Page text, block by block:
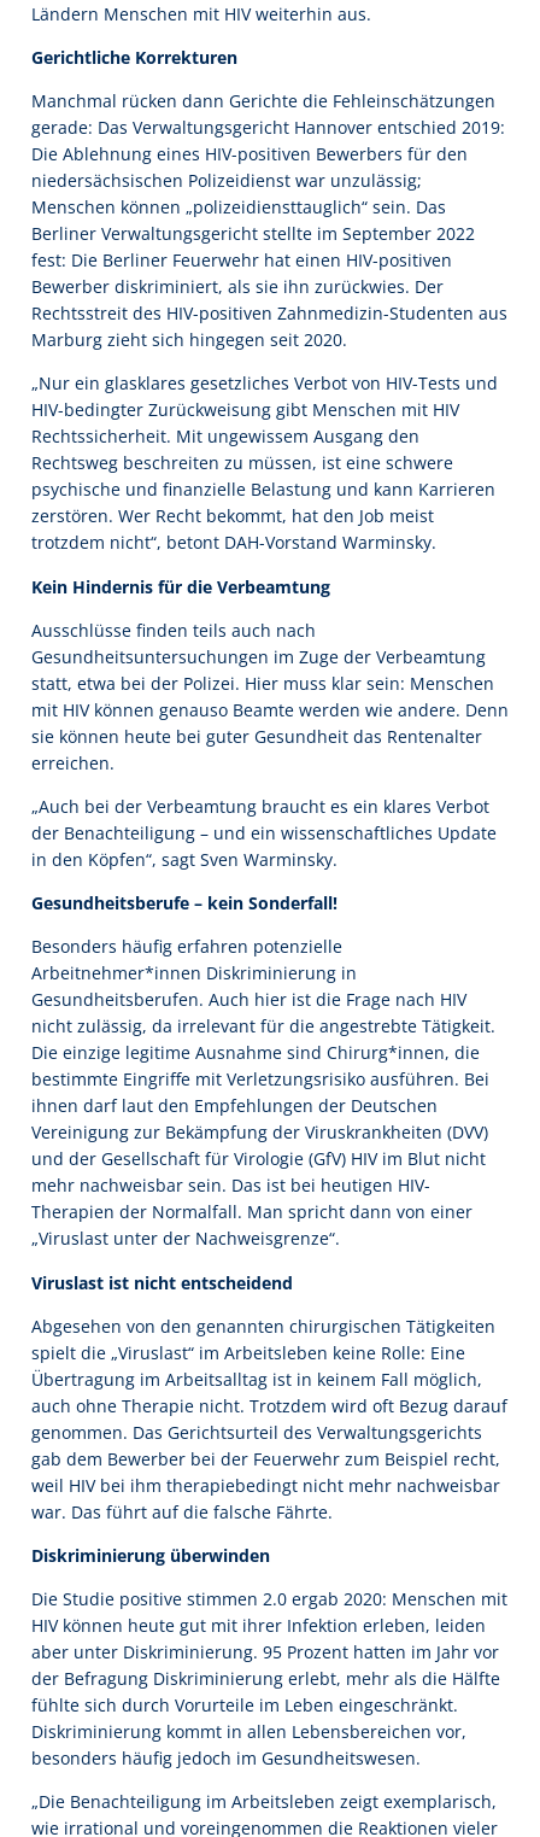
Ländern Menschen mit HIV weiterhin aus.
Gerichtliche Korrekturen
Manchmal rücken dann Gerichte die Fehleinschätzungen
gerade: Das Verwaltungsgericht Hannover entschied 2019:
Die Ablehnung eines HIV-positiven Bewerbers für den
niedersächsischen Polizeidienst war unzulässig;
Menschen können „polizeidiensttauglich“ sein. Das
Berliner Verwaltungsgericht stellte im September 2022
fest: Die Berliner Feuerwehr hat einen HIV-positiven
Bewerber diskriminiert, als sie ihn zurückwies. Der
Rechtsstreit des HIV-positiven Zahnmedizin-Studenten aus
Marburg zieht sich hingegen seit 2020.
„Nur ein glasklares gesetzliches Verbot von HIV-Tests und
HIV-bedingter Zurückweisung gibt Menschen mit HIV
Rechtssicherheit. Mit ungewissem Ausgang den
Rechtsweg beschreiten zu müssen, ist eine schwere
psychische und finanzielle Belastung und kann Karrieren
zerstören. Wer Recht bekommt, hat den Job meist
trotzdem nicht“, betont DAH-Vorstand Warminsky.
Kein Hindernis für die Verbeamtung
Ausschlüsse finden teils auch nach
Gesundheitsuntersuchungen im Zuge der Verbeamtung
statt, etwa bei der Polizei. Hier muss klar sein: Menschen
mit HIV können genauso Beamte werden wie andere. Denn
sie können heute bei guter Gesundheit das Rentenalter
erreichen.
„Auch bei der Verbeamtung braucht es ein klares Verbot
der Benachteiligung – und ein wissenschaftliches Update
in den Köpfen“, sagt Sven Warminsky.
Gesundheitsberufe – kein Sonderfall!
Besonders häufig erfahren potenzielle
Arbeitnehmer*innen Diskriminierung in
Gesundheitsberufen. Auch hier ist die Frage nach HIV
nicht zulässig, da irrelevant für die angestrebte Tätigkeit.
Die einzige legitime Ausnahme sind Chirurg*innen, die
bestimmte Eingriffe mit Verletzungsrisiko ausführen. Bei
ihnen darf laut den Empfehlungen der Deutschen
Vereinigung zur Bekämpfung der Viruskrankheiten (DVV)
und der Gesellschaft für Virologie (GfV) HIV im Blut nicht
mehr nachweisbar sein. Das ist bei heutigen HIV-
Therapien der Normalfall. Man spricht dann von einer
„Viruslast unter der Nachweisgrenze“.
Viruslast ist nicht entscheidend
Abgesehen von den genannten chirurgischen Tätigkeiten
spielt die „Viruslast“ im Arbeitsleben keine Rolle: Eine
Übertragung im Arbeitsalltag ist in keinem Fall möglich,
auch ohne Therapie nicht. Trotzdem wird oft Bezug darauf
genommen. Das Gerichtsurteil des Verwaltungsgerichts
gab dem Bewerber bei der Feuerwehr zum Beispiel recht,
weil HIV bei ihm therapiebedingt nicht mehr nachweisbar
war. Das führt auf die falsche Fährte.
Diskriminierung überwinden
Die Studie positive stimmen 2.0 ergab 2020: Menschen mit
HIV können heute gut mit ihrer Infektion erleben, leiden
aber unter Diskriminierung. 95 Prozent hatten im Jahr vor
der Befragung Diskriminierung erlebt, mehr als die Hälfte
fühlte sich durch Vorurteile im Leben eingeschränkt.
Diskriminierung kommt in allen Lebensbereichen vor,
besonders häufig jedoch im Gesundheitswesen.
„Die Benachteiligung im Arbeitsleben zeigt exemplarisch,
wie irrational und voreingenommen die Reaktionen vieler